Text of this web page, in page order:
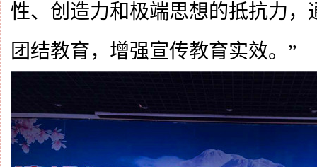
性、创造力和极端思想的抵抗力，
团结教育，增强宣传教育实效。”